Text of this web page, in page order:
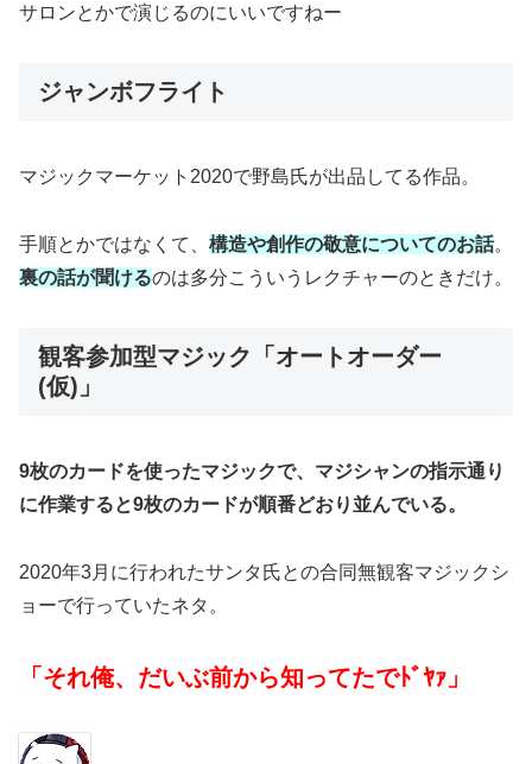
サロンとかで演じるのにいいですねー
ジャンボフライト
マジックマーケット2020で野島氏が出品してる作品。
手順とかではなくて、 構造や創作の敬意についてのお話。
裏の話が聞けるのは多分こういうレクチャーのときだけ。
観客参加型マジック「オートオーダー
(仮)」
9枚のカードを使ったマジックで、マジシャンの指示通り
に作業すると9枚のカードが順番どおり並んでいる。
2020年3月に行われたサンタ氏との合同無観客マジックシ
ョーで行っていたネタ。
「それ俺、だいぶ前から知ってたでﾄﾞﾔｧ」